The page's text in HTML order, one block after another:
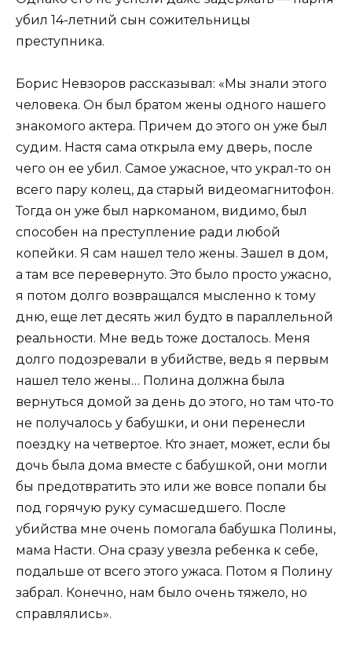
убил 14-летний сын сожительницы
преступника.
Борис Невзоров рассказывал: «Мы знали этого
человека. Он был братом жены одного нашего
знакомого актера. Причем до этого он уже был
судим. Настя сама открыла ему дверь, после
чего он ее убил. Самое ужасное, что украл-то он
всего пару колец, да старый видеомагнитофон.
Тогда он уже был наркоманом, видимо, был
способен на преступление ради любой
копейки. Я сам нашел тело жены. Зашел в дом,
а там все перевернуто. Это было просто ужасно,
я потом долго возвращался мысленно к тому
дню, еще лет десять жил будто в параллельной
реальности. Мне ведь тоже досталось. Меня
долго подозревали в убийстве, ведь я первым
нашел тело жены… Полина должна была
вернуться домой за день до этого, но там что-то
не получалось у бабушки, и они перенесли
поездку на четвертое. Кто знает, может, если бы
дочь была дома вместе с бабушкой, они могли
бы предотвратить это или же вовсе попали бы
под горячую руку сумасшедшего. После
убийства мне очень помогала бабушка Полины,
мама Насти. Она сразу увезла ребенка к себе,
подальше от всего этого ужаса. Потом я Полину
забрал. Конечно, нам было очень тяжело, но
справлялись».